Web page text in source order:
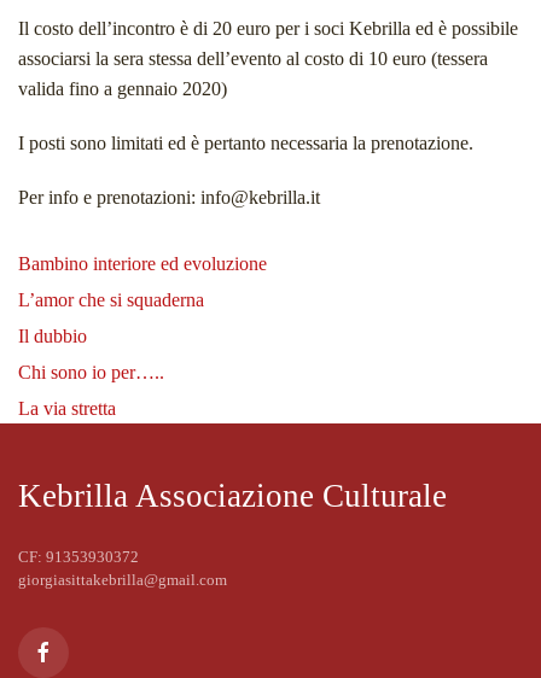
Il costo dell’incontro è di 20 euro per i soci Kebrilla ed è possibile
associarsi la sera stessa dell’evento al costo di 10 euro (tessera
valida fino a gennaio 2020)
I posti sono limitati ed è pertanto necessaria la prenotazione.
Per info e prenotazioni: info@kebrilla.it
Bambino interiore ed evoluzione
L’amor che si squaderna
Il dubbio
Chi sono io per…..
La via stretta
Kebrilla Associazione Culturale
CF: 91353930372
giorgiasittakebrilla@gmail.com